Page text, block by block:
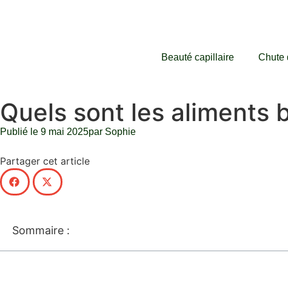
Beauté capillaire Chute
Quels sont les aliments
Publié le 9 mai 2025par Sophie
Partager cet article
Sommaire :